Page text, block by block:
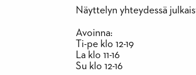
Näyttelyn yhteydessä
Avoinna:
Ti-pe klo 12-19
La klo 11-16
Su klo 12-16